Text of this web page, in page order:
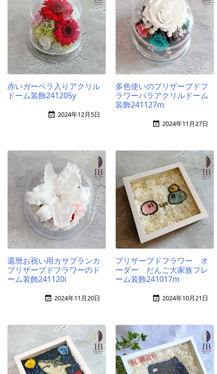
赤いガーベラ入りアクリル
ドーム装飾241205y
 2024年12月5日
多色使いのプリザーブドフ
ラワーバラアクリルドーム
装飾241127m
 2024年11月27日
還暦お祝い用カサブランカ
プリザーブドフラワーのド
ーム装飾241120i
 2024年11月20日
プリザーブドフラワー オ
ーダー だんご大家族フレ
ーム装飾241017m
 2024年10月21日